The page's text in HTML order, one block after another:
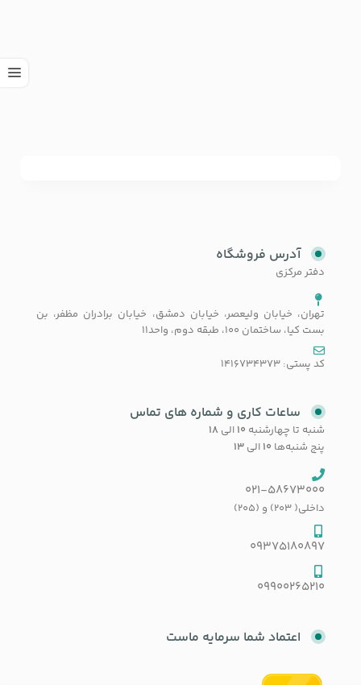
آدرس فروشگاه
دفتر مرکزی
تهران، خیابان ولیعصر، خیابان دمشق، خیابان برادران مظفر، بن
بست کیا، ساختمان 100، طبقه دوم، واحد11
کد پستی: 1416734373
ساعات کاری و شماره های تماس
شنبه تا چهارشنبه ۱۰ الی ۱۸
پنج شنبه‌ها ۱۰ الی ۱۳
021-58673000
داخلی( 203) و (205)
09375180897
09900265210
اعتماد شما سرمایه ماست